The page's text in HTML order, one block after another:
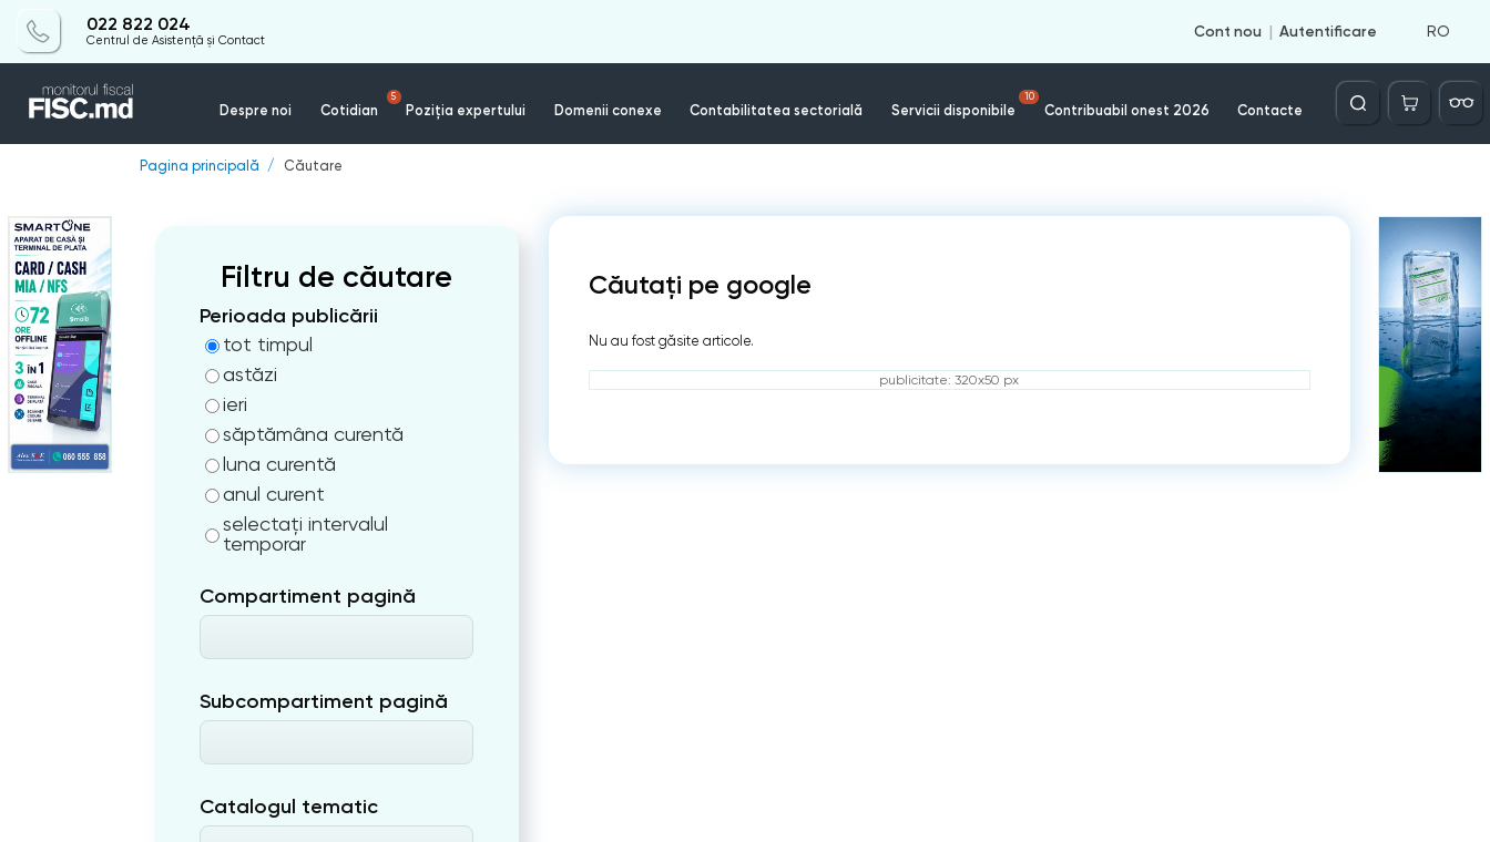
022 822 024
Centrul de Asistență și Contact
Cont nou Autentificare RO
Despre noi Cotidian
5
Poziția expertului Domenii conexe Contabilitatea sectorială Servicii disponibile
10
Contribuabil onest 2026 Contacte
Căutare
Pagina principală Căutare
Filtru de căutare
Perioada publicării
tot timpul
astăzi
ieri
săptămâna curentă
luna curentă
anul curent
selectați intervalul
temporar
Compartiment pagină
Subcompartiment pagină
Catalogul tematic
Căutați pe google
Nu au fost găsite articole.
publicitate: 320x50 px